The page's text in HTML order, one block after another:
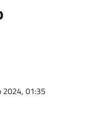
2024, 01:35